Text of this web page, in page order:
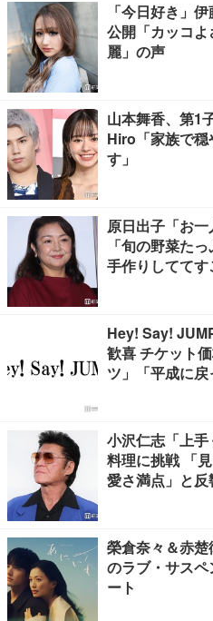
「今日好き」
公開「カッコ
麗」の声
山本舞香、第1
Hiro「家族で穏
す」
原日出子「お
「旬の野菜た
手作りしてて
Hey! Say!
歓喜 チケット
ツ」「平成に戻
小沢仁志「上
料理に挑戦 「
愛さ満点」と反
榮倉奈々＆赤
のラブ・サス
ート